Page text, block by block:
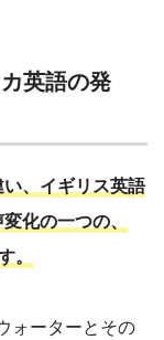
英語の発
、イギリス英語
化の一つの、
。
ォーターとその